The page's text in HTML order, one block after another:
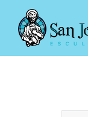
content
Nuestra